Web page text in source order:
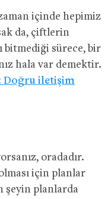
içinde hepimiz
da, çiftlerin
bitmediği sürece, bir
hala var demektir.
Doğru iletişim
oradadır.
için planlar
şeyin planlarda